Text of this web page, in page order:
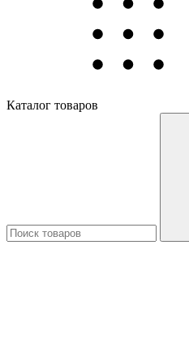
Каталог товаров